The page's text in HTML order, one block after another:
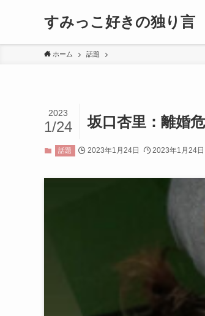
すみっこ好きの独り言
ホーム 話題
坂口杏里：離婚
2023
1/24
話題 2023年1月24日 2023年1月24日